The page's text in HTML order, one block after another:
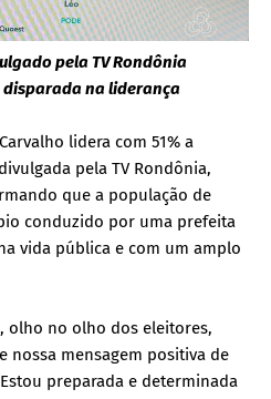
pela TV Rondônia
na liderança
lidera com 51% a
pela TV Rondônia,
que a população de
conduzido por uma prefeita
vida pública e com um amplo
olho no olho dos eleitores,
nossa mensagem positiva de
preparada e determinada